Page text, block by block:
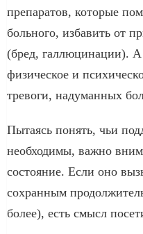
препаратов, которые
больного, избавить от
(бред, галлюцинации). А
физическое и
тревоги, надуманных
Пытаясь понять, чьи
необходимы, важно
состояние. Если оно
сохранным
более), есть смысл